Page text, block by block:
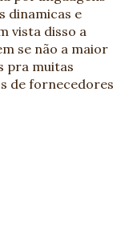
dinamicas e
vista disso a
se não a maior
pra muitas
de fornecedores